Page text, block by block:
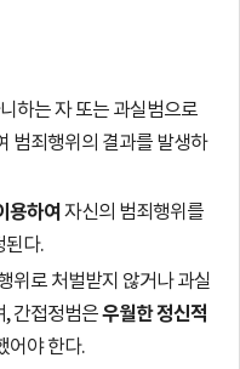
하는 자 또는 과실범으로
범죄행위의 결과를 발생하
용하여 자신의 범죄행위를
된다.
위로 처벌받지 않거나 과실
, 간접정범은우월한 정신적
어야 한다.